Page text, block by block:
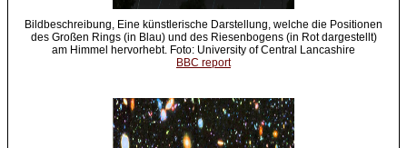
Bildbeschreibung, Eine künstlerische Darstellung, welche die Positionen
des Großen Rings (in Blau) und des Riesenbogens (in Rot dargestellt)
am Himmel hervorhebt. Foto: University of Central Lancashire
BBC report